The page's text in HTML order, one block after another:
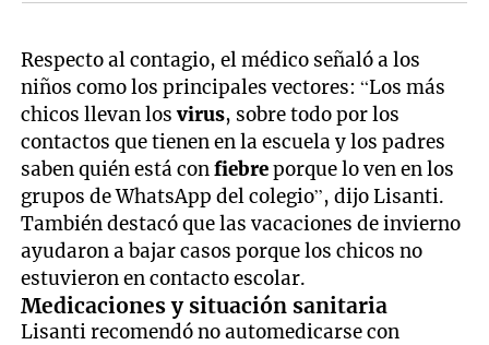
Respecto al contagio, el médico señaló a los
niños como los principales vectores: “Los más
chicos llevan losvirus, sobre todo por los
contactos que tienen en la escuela y los padres
saben quién está confiebreporque lo ven en los
grupos de WhatsApp del colegio”, dijo Lisanti.
También destacó que las vacaciones de invierno
ayudaron a bajar casos porque los chicos no
estuvieron en contacto escolar.
Medicaciones y situación sanitaria
Lisanti recomendó no automedicarse con